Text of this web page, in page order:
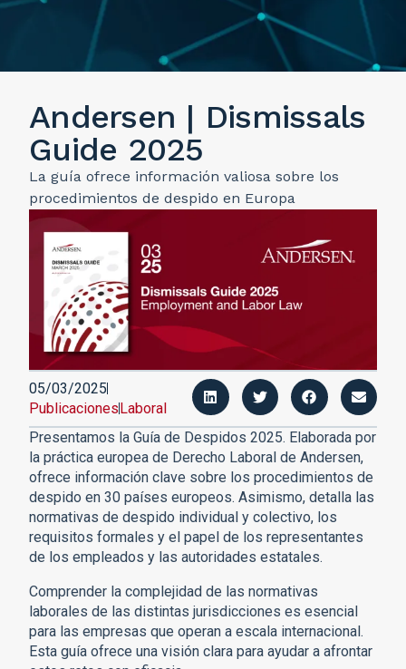
Andersen | Dismissals
Guide 2025
La guía ofrece información valiosa sobre los
procedimientos de despido en Europa
05/03/2025
PublicacionesLaboral
Presentamos la Guía de Despidos 2025. Elaborada por
la práctica europea de Derecho Laboral de Andersen,
ofrece información clave sobre los procedimientos de
despido en 30 países europeos. Asimismo, detalla las
normativas de despido individual y colectivo, los
requisitos formales y el papel de los representantes
de los empleados y las autoridades estatales.
Comprender la complejidad de las normativas
laborales de las distintas jurisdicciones es esencial
para las empresas que operan a escala internacional.
Esta guía ofrece una visión clara para ayudar a afrontar